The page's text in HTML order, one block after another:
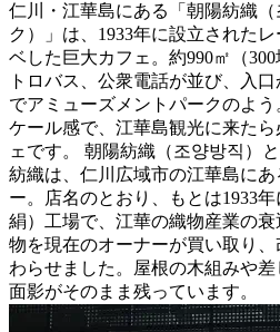
仁川・江華島にある「朝陽紡織
ク）」は、1933年に設立された
ベした巨大カフェ。約990㎡（
トロバス、公衆電話が並び、入
でアミューズメントパークのよ
ケール感で、江華島観光に来た
ェです。 朝陽紡織（조양방직）
紡織は、仁川広域市の江華島に
ー。店名のとおり、もとは1933
絹）工場で、江華の織物産業の
物を現在のオーナーが買い取り
わらせました。屋根の木組みや
面影がそのまま残っています。